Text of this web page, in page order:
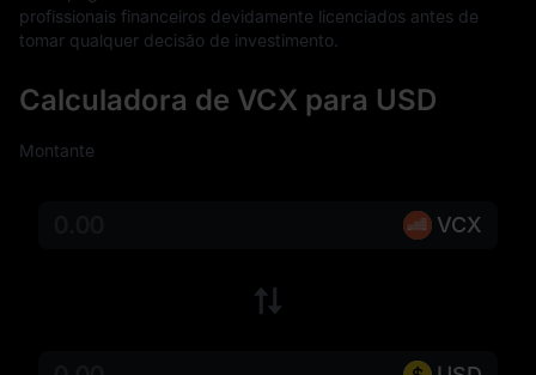
profissionais financeiros devidamente licenciados antes de
tomar qualquer decisão de investimento.
Calculadora de VCX para USD
Montante
VCX